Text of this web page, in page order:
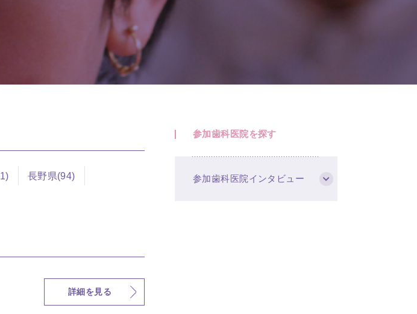
長野県(94)
詳細を見る
参加歯科医院を探す
参加歯科医院インタビュー